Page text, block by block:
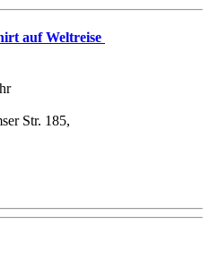
auf Weltreise
Str. 185,